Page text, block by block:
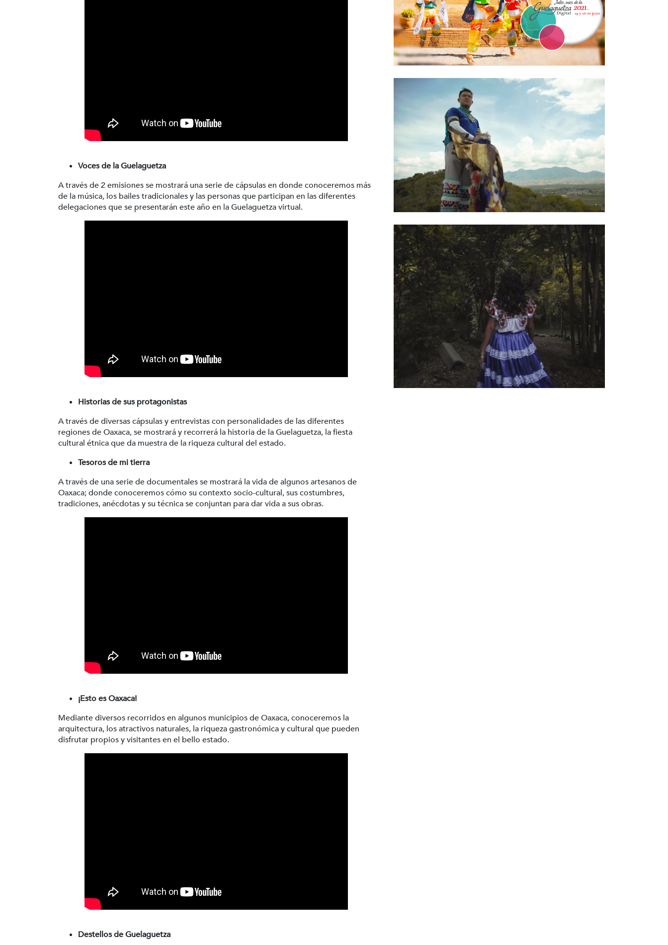
Voces de la Guelaguetza
A través de 2 emisiones se mostrará una serie de cápsulas en donde conoceremos más
de la música, los bailes tradicionales y las personas que participan en las diferentes
delegaciones que se presentarán este año en la Guelaguetza virtual.
Historias de sus protagonistas
A través de diversas cápsulas y entrevistas con personalidades de las diferentes
regiones de Oaxaca, se mostrará y recorrerá la historia de la Guelaguetza, la fiesta
cultural étnica que da muestra de la riqueza cultural del estado.
Tesoros de mi tierra
A través de una serie de documentales se mostrará la vida de algunos artesanos de
Oaxaca; donde conoceremos cómo su contexto socio-cultural, sus costumbres,
tradiciones, anécdotas y su técnica se conjuntan para dar vida a sus obras.
¡Esto es Oaxaca!
Mediante diversos recorridos en algunos municipios de Oaxaca, conoceremos la
arquitectura, los atractivos naturales, la riqueza gastronómica y cultural que pueden
disfrutar propios y visitantes en el bello estado.
Destellos de Guelaguetza